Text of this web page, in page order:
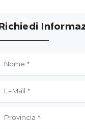
Richiedi